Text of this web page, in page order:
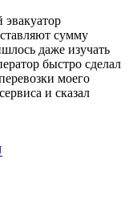
эвакуатор
сумму
даже изучать
быстро сделал
моего
и сказал